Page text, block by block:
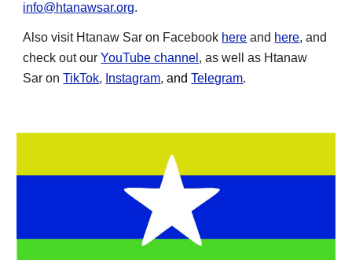
info@htanawsar.org.
Also visit Htanaw Sar on Facebook here and here, and
check out ourYouTube channel , as well as Htanaw
Sar onTikTok, Instagram, andTelegram.